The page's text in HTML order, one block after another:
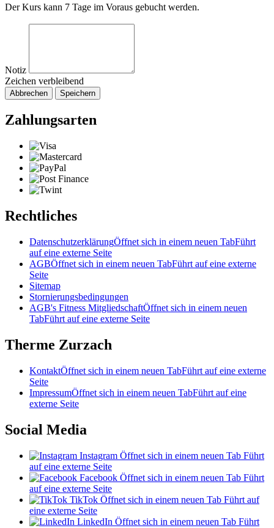
Der Kurs kann 7 Tage im Voraus gebucht werden.
Notiz
Zeichen verbleibend
Abbrechen Speichern
Zahlungsarten
Rechtliches
DatenschutzerklärungÖffnet sich in einem neuen TabFührt
auf eine externe Seite
AGBÖffnet sich in einem neuen TabFührt auf eine externe
Seite
Sitemap
Stornierungsbedingungen
AGB's Fitness MitgliedschaftÖffnet sich in einem neuen
TabFührt auf eine externe Seite
Therme Zurzach
KontaktÖffnet sich in einem neuen TabFührt auf eine externe
Seite
ImpressumÖffnet sich in einem neuen TabFührt auf eine
externe Seite
Social Media
Instagram Öffnet sich in einem neuen Tab Führt
auf eine externe Seite
Facebook Öffnet sich in einem neuen Tab Führt
auf eine externe Seite
TikTok Öffnet sich in einem neuen Tab Führt auf
eine externe Seite
LinkedIn Öffnet sich in einem neuen Tab Führt